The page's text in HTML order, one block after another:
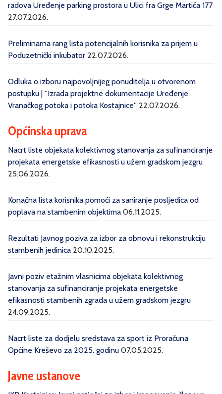
radova Uređenje parking prostora u Ulici fra Grge Martića 177
27.07.2026.
Preliminarna rang lista potencijalnih korisnika za prijem u
Poduzetnički inkubator 22.07.2026.
Odluka o izboru najpovoljnijeg ponuditelja u otvorenom
postupku | ''Izrada projektne dokumentacije Uređenje
Vranačkog potoka i potoka Kostajnice'' 22.07.2026.
Općinska uprava
Nacrt liste objekata kolektivnog stanovanja za sufinanciranje
projekata energetske efikasnosti u užem gradskom jezgru
25.06.2026.
Konačna lista korisnika pomoći za saniranje posljedica od
poplava na stambenim objektima 06.11.2025.
Rezultati Javnog poziva za izbor za obnovu i rekonstrukciju
stambenih jedinica 20.10.2025.
Javni poziv etažnim vlasnicima objekata kolektivnog
stanovanja za sufinanciranje projekata energetske
efikasnosti stambenih zgrada u užem gradskom jezgru
24.09.2025.
Nacrt liste za dodjelu sredstava za sport iz Proračuna
Općine Kreševo za 2025. godinu 07.05.2025.
Javne ustanove